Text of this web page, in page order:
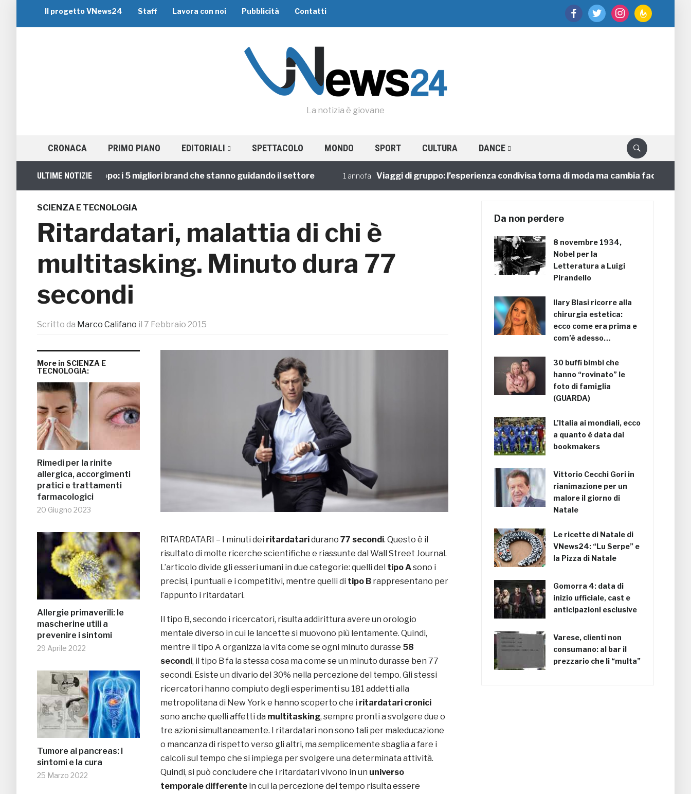
facebooktwitter instagramfeedburner
Il progetto VNews24 Staff Lavora con noi Pubblicità Contatti
La notizia è giovane
CRONACA PRIMO PIANO EDITORIALI SPETTACOLO MONDO SPORT CULTURA DANCE
ULTIME NOTIZIE
Viaggi di Gruppo: i 5 migliori brand che stanno guidando il settore 1 annofa Viaggi di gruppo: l’esperienza condivisa torna di moda ma cambia faccia
SCIENZA E TECNOLOGIA
Ritardatari, malattia di chi è
multitasking. Minuto dura 77
secondi
Scritto da Marco Califano il 7 Febbraio 2015
More in SCIENZA E
TECNOLOGIA:
Rimedi per la rinite
allergica, accorgimenti
pratici e trattamenti
farmacologici
20 Giugno 2023
Allergie primaverili: le
mascherine utili a
prevenire i sintomi
29 Aprile 2022
Tumore al pancreas: i
sintomi e la cura
25 Marzo 2022
RITARDATARI – I minuti dei ritardataridurano 77 secondi. Questo è il
risultato di molte ricerche scientifiche e riassunte dal Wall Street Journal.
L’articolo divide gli esseri umani in due categorie: quelli del tipo Asono i
precisi, i puntuali e i competitivi, mentre quelli di tipo B rappresentano per
l’appunto i ritardatari.
Il tipo B, secondo i ricercatori, risulta addirittura avere un orologio
mentale diverso in cui le lancette si muovono più lentamente. Quindi,
mentre il tipo A organizza la vita come se ogni minuto durasse 58
secondi, il tipo B fa la stessa cosa ma come se un minuto durasse ben 77
secondi. Esiste un divario del 30% nella percezione del tempo. Gli stessi
ricercatori hanno compiuto degli esperimenti su 181 addetti alla
metropolitana di New York e hanno scoperto che i ritardatari cronici
sono anche quelli affetti da multitasking, sempre pronti a svolgere due o
tre azioni simultaneamente. I ritardatari non sono tali per maleducazione
o mancanza di rispetto verso gli altri, ma semplicemente sbaglia a fare i
calcoli sul tempo che si impiega per svolgere una determinata attività.
Quindi, si può concludere che i ritardatari vivono in un universo
temporale differente in cui la percezione del tempo risulta essere
Da non perdere
8 novembre 1934,
Nobel per la
Letteratura a Luigi
Pirandello
Ilary Blasi ricorre alla
chirurgia estetica:
ecco come era prima e
com’è adesso…
30 buffi bimbi che
hanno “rovinato” le
foto di famiglia
(GUARDA)
L’Italia ai mondiali, ecco
a quanto è data dai
bookmakers
Vittorio Cecchi Gori in
rianimazione per un
malore il giorno di
Natale
Le ricette di Natale di
VNews24: “Lu Serpe” e
la Pizza di Natale
Gomorra 4: data di
inizio ufficiale, cast e
anticipazioni esclusive
Varese, clienti non
consumano: al bar il
prezzario che li “multa”